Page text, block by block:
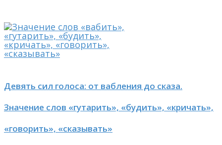
Девять сил голоса: от вабления до сказа.
Значение слов «гутарить», «будить», «кричать»,
«говорить», «сказывать»